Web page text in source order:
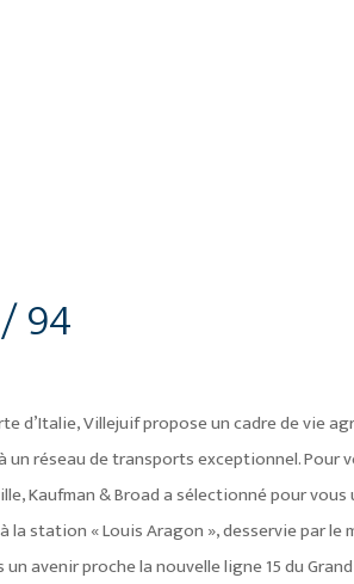
94
d’Italie, Villejuif propose un cadre de vie
un réseau de transports exceptionnel. Pour
Kaufman & Broad a sélectionné pour vous
la station « Louis Aragon », desservie par le
avenir proche la nouvelle ligne 15 du